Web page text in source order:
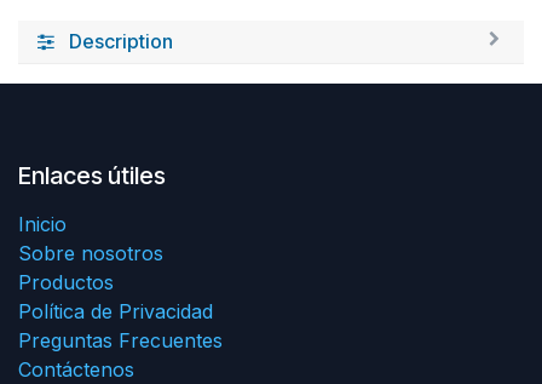
Description
Enlaces útiles
Inicio
Sobre nosotros
Productos
Política de Privacidad
Preguntas Frecuentes
Contáctenos